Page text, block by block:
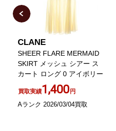
CLANE
SHEER FLARE MERMAID
SKIRT メッシュ シアー ス
カート ロング 0 アイボリー
買取実績1,400円
Aランク 2026/03/04買取